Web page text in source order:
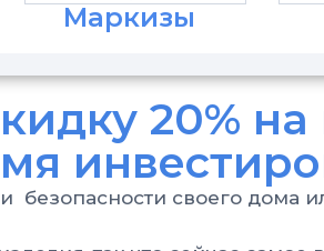
Маркизы
20% на
безопасности своего дома